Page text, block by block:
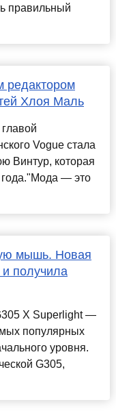
правильный
редактором
Хлоя Маль
Vogue стала
Винтур, которая
года."Мода — это
мышь. Новая
и получила
X Superlight —
популярных
уровня.
G305,